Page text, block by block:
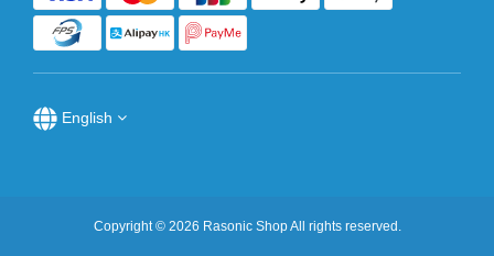
English
Copyright © 2026 Rasonic Shop All rights reserved.